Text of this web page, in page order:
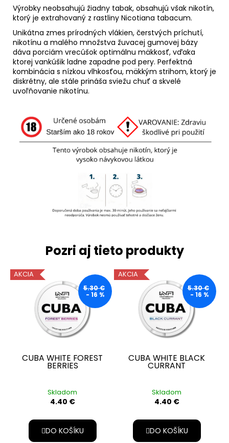
Výrobky neobsahujú žiadny tabak, obsahujú však nikotín,
ktorý je extrahovaný z rastliny Nicotiana tabacum.
Unikátna zmes prírodných vlákien, čerstvých príchutí,
nikotínu a malého množstva žuvacej gumovej bázy
dáva porciám vrecúšok optimálnu mäkkosť, vďaka
ktorej vankúšik ladne zapadne pod pery. Perfektná
kombinácia s nízkou vlhkosťou, mäkkým strihom, ktorý je
diskrétny, ale stále prináša sviežu chuť a skvelé
uvoľňovanie nikotínu.
Pozri aj tieto produkty
AKCIA
5.30 €
- 16 %
CUBA WHITE FOREST
BERRIES
Skladom
4.40 €
DO KOŠÍKU
AKCIA
5.30 €
- 16 %
CUBA WHITE BLACK
CURRANT
Skladom
4.40 €
DO KOŠÍKU